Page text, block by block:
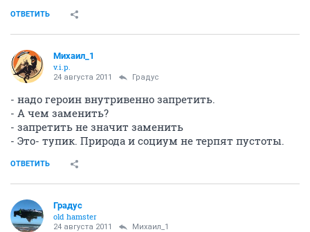
ОТВЕТИТЬ
Михаил_1
v.i.p.
24 августа 2011 Градус
- надо героин внутривенно запретить.
- А чем заменить?
- запретить не значит заменить
- Это- тупик. Природа и социум не терпят пустоты.
ОТВЕТИТЬ
Градус
old hamster
24 августа 2011 Михаил_1